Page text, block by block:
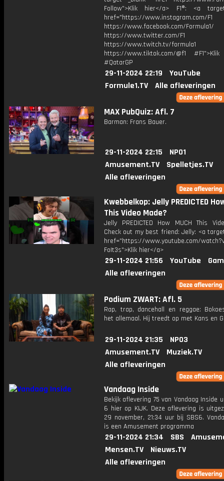
Follow">Klik hier</a> F1®: <a
href="https://www.instagram.com/F1
https://www.facebook.com/Formula1/
https://www.twitter.com/F1
https://www.twitch.tv/formula1
https://www.tiktok.com/@f1
#QatarGP
29-11-2024 22:19
YouTube
Formule1.TV
Alle afleveringen
MAX PubQuiz: Afl. 7
Barman: Frans Bauer.
29-11-2024 22:15
NPO1
Amusement.TV
Spelletjes.TV
Alle afleveringen
Kwebbelkop: Jelly PREDICTED
This Video Made?
Jelly PREDICTED How MUCH This
Check out my best friend: Jelly: <a
href="https://www.youtube.com/
FoIt3s">Klik hier</a>
29-11-2024 21:56 YouTube
Alle afleveringen
Podium ZWART: Afl. 5
Rap, trap, dancehall en reggae:
het allemaal. Hij treedt op met Kans en
29-11-2024 21:35
NPO3
Amusement.TV
Muziek.TV
Alle afleveringen
Vandaag Inside
Bekijk aflevering 75 van Vandaag Inside
6 hier op KIJK. Deze aflevering is
29 november, 21:34 uur bij SBS6.
is een Amusement programma
29-11-2024 21:34 SBS
Mensen.TV
Nieuws.TV
Alle afleveringen